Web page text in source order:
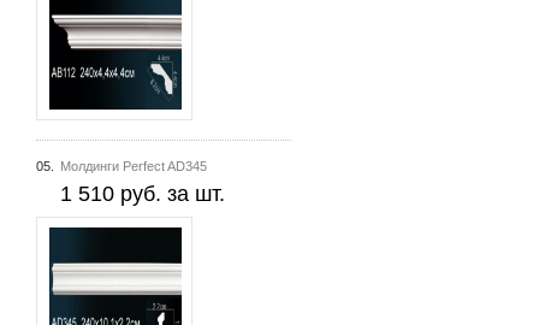
05. Молдинги Perfect AD345
1 510 руб. за шт.